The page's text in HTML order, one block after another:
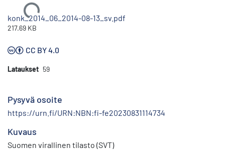
Ladataan...
konk_2014_06_2014-08-13_sv.pdf
217.69 KB
CC BY 4.0
Lataukset 59
Pysyvä osoite
https://urn.fi/URN:NBN:fi-fe20230831114734
Kuvaus
Suomen virallinen tilasto (SVT)